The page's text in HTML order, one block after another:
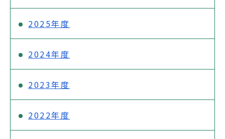
2025年度
2024年度
2023年度
2022年度